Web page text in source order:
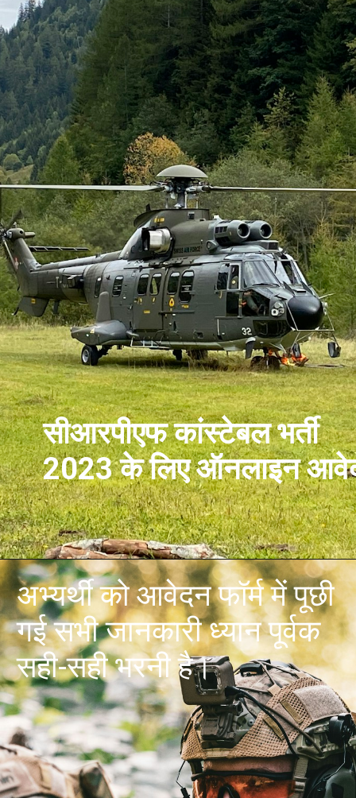
सीआरपीएफ कांस्टेबल भर्ती
2023 के लिए ऑनलाइन
अभ्यर्थी को आवेदन फॉर्म में पूछी
गई सभी जानकारी ध्यान पूर्वक
सही-सही भरनी है।